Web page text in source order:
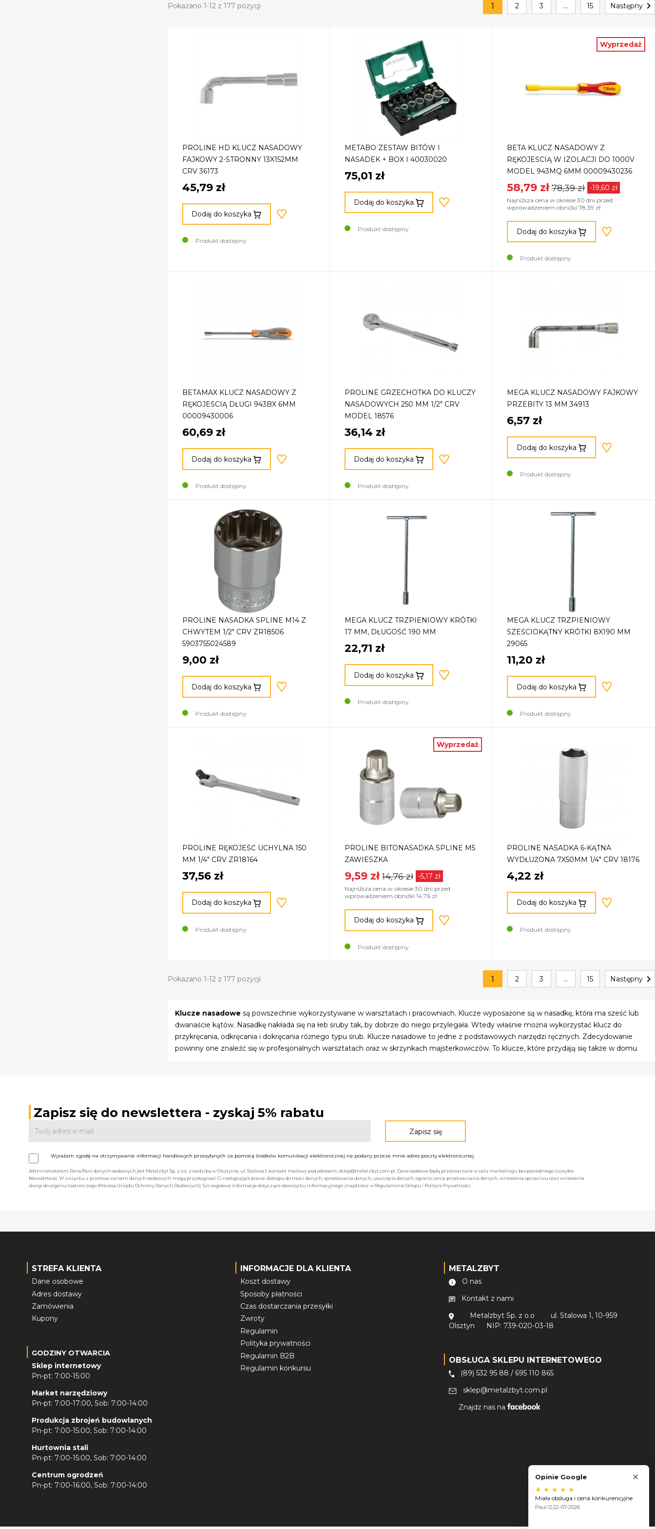
Pokazano 1-12 z 177 pozycji 1 2 3 … 15 Następny
PROLINE HD KLUCZ NASADOWY
FAJKOWY 2-STRONNY 13X152MM
CRV 36173
45,79 zł
Dodaj do koszyka
Produkt dostępny
METABO ZESTAW BITÓW I
NASADEK + BOX I 40030020
75,01 zł
Dodaj do koszyka
Produkt dostępny
Wyprzedaż
BETA KLUCZ NASADOWY Z
RĘKOJEŚCIĄ W IZOLACJI DO 1000V
MODEL 943MQ 6MM 00009430236
58,79 zł 78,39 zł -19,60 zł
Najniższa cena w okresie 30 dni przed
wprowadzeniem obniżki 78,39 zł
Dodaj do koszyka
Produkt dostępny
BETAMAX KLUCZ NASADOWY Z
RĘKOJEŚCIĄ DŁUGI 943BX 6MM
00009430006
60,69 zł
Dodaj do koszyka
Produkt dostępny
PROLINE GRZECHOTKA DO KLUCZY
NASADOWYCH 250 MM 1/2" CRV
MODEL 18576
36,14 zł
Dodaj do koszyka
Produkt dostępny
MEGA KLUCZ NASADOWY FAJKOWY
PRZEBITY 13 MM 34913
6,57 zł
Dodaj do koszyka
Produkt dostępny
PROLINE NASADKA SPLINE M14 Z
CHWYTEM 1/2" CRV ZR18506
5903755024589
9,00 zł
Dodaj do koszyka
Produkt dostępny
MEGA KLUCZ TRZPIENIOWY KRÓTKI
17 MM, DŁUGOŚĆ 190 MM
22,71 zł
Dodaj do koszyka
Produkt dostępny
MEGA KLUCZ TRZPIENIOWY
SZEŚCIOKĄTNY KRÓTKI 8X190 MM
29065
11,20 zł
Dodaj do koszyka
Produkt dostępny
PROLINE RĘKOJEŚĆ UCHYLNA 150
MM 1/4" CRV ZR18164
37,56 zł
Dodaj do koszyka
Produkt dostępny
Wyprzedaż
PROLINE BITONASADKA SPLINE M5
ZAWIESZKA
9,59 zł 14,76 zł -5,17 zł
Najniższa cena w okresie 30 dni przed
wprowadzeniem obniżki 14,76 zł
Dodaj do koszyka
Produkt dostępny
PROLINE NASADKA 6-KĄTNA
WYDŁUŻONA 7X50MM 1/4" CRV 18176
4,22 zł
Dodaj do koszyka
Produkt dostępny
Pokazano 1-12 z 177 pozycji 1 2 3 … 15 Następny
Klucze nasadowe są powszechnie wykorzystywane w warsztatach i pracowniach. Klucze wyposażone są w nasadkę, która ma sześć lub
dwanaście kątów. Nasadkę nakłada się na łeb śruby tak, by dobrze do niego przylegała. Wtedy właśnie można wykorzystać klucz do
przykręcania, odkręcania i dokręcania różnego typu śrub. Klucze nasadowe to jedne z podstawowych narzędzi ręcznych. Zdecydowanie
powinny one znaleźć się w profesjonalnych warsztatach oraz w skrzynkach majsterkowiczów. To klucze, które przydają się także w domu.
Zapisz się do newslettera - zyskaj 5% rabatu
Wyrażam zgodę na otrzymywanie informacji handlowych przesyłanych za pomocą środków komunikacji elektronicznej na podany przeze mnie adres poczty elektronicznej.
Administratorem Pana/Pani danych osobowych jest Metalzbyt Sp. z o.o. z siedzibą w Olsztynie, ul. Stalowa 1, kontakt mailowy pod adresem: sklep@metalzbyt.com.pl. Dane osobowe będą przetwarzane w celu marketingu bezpośredniego (wysyłka
Newslettera). W związku z przetwarzaniem danych osobowych mogą przysługiwać Ci następujące prawa: dostępu do treści danych, sprostowania danych, usunięcia danych, ograniczenia przetwarzania danych, wniesienia sprzeciwu oraz wniesienia
skargi do organu nadzorczego (Prezesa Urzędu Ochrony Danych Osobowych). Szczegółowe informacje dotyczące obowiązku informacyjnego znajdziesz w Regulaminie Sklepu i Polityce Prywatności.
STREFA KLIENTA
Dane osobowe
Adres dostawy
Zamówienia
Kupony
GODZINY OTWARCIA
Sklep internetowy
Pn-pt: 7:00-15:00
Market narzędziowy
Pn-pt: 7:00-17:00, Sob: 7:00-14:00
Produkcja zbrojeń budowlanych
Pn-pt: 7:00-15:00, Sob: 7:00-14:00
Hurtownia stali
Pn-pt: 7:00-15:00, Sob: 7:00-14:00
Centrum ogrodzeń
Pn-pt: 7:00-16:00, Sob: 7:00-14:00
INFORMACJE DLA KLIENTA
Koszt dostawy
Sposoby płatności
Czas dostarczania przesyłki
Zwroty
Regulamin
Polityka prywatności
Regulamin B2B
Regulamin konkursu
METALZBYT
O nas
Kontakt z nami
Metalzbyt Sp. z o.o
ul. Stalowa 1, 10-959
Olsztyn
NIP: 739-020-03-18
OBSŁUGA SKLEPU INTERNETOWEGO
(89) 532 95 88 / 695 110 865
sklep@metalzbyt.com.pl
Znajdz nas na
Opinie Google ×
★ ★ ★ ★ ★
Marcin L.20-07-2026